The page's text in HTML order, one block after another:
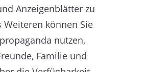
Anzeigenblätter zu
Weiteren können Sie
nutzen,
Familie und